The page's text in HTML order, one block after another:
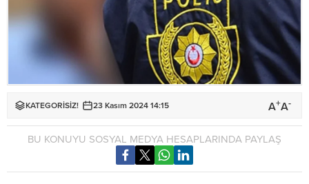
KATEGORİSİZ! 23 Kasım 2024 14:15 A+A-
BU KONUYU SOSYAL MEDYA HESAPLARINDA PAYLAŞ